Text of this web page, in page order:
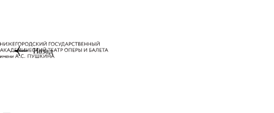
Назад